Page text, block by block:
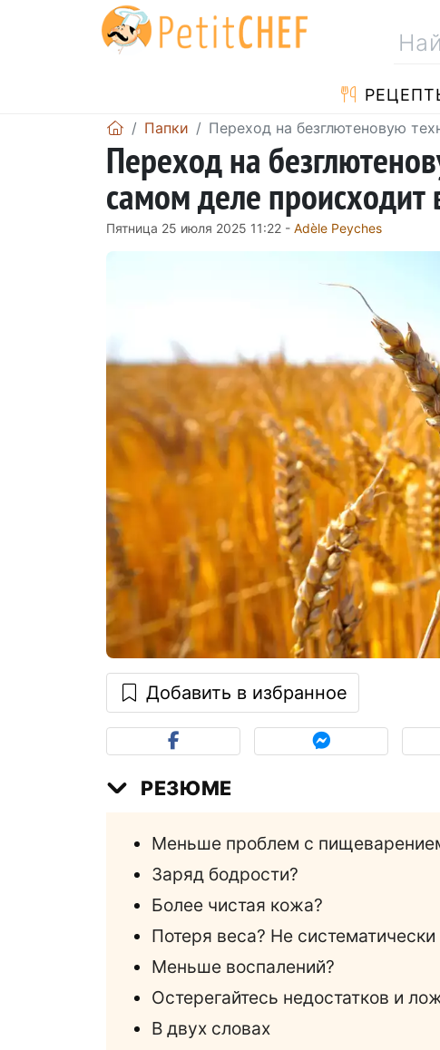
Папки Переход на безглютеновую
Переход на
самом деле
Пятница 25 июля 2025 11:22 - Adèle Peyches
Добавить в избранное
РЕЗЮМЕ
Меньше проблем с
Заряд бодрости?
Более чистая кожа?
Потеря веса? Не систематически
Меньше воспалений?
Остерегайтесь недостатков и
В двух словах